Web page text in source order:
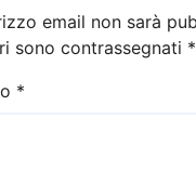
email non sarà
sono contrassegnati *
*